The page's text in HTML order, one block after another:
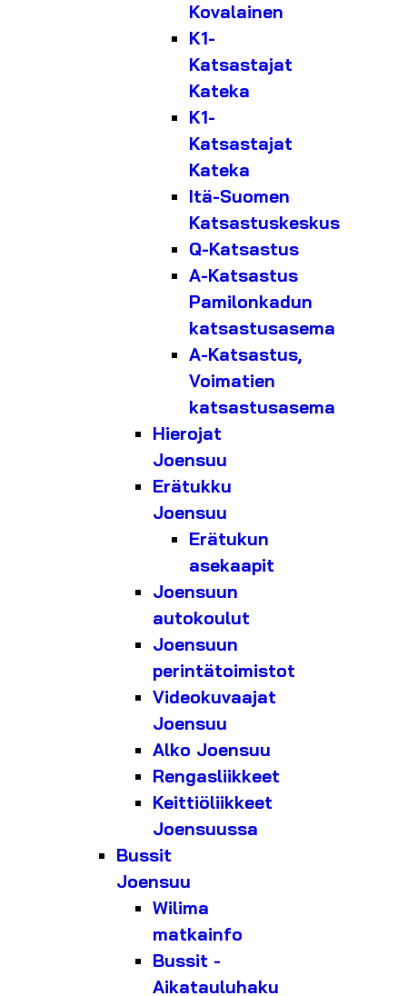
Kovalainen
K1-
Katsastajat
Kateka
K1-
Katsastajat
Kateka
Itä-Suomen
Katsastuskeskus
Q-Katsastus
A-Katsastus
Pamilonkadun
katsastusasema
A-Katsastus,
Voimatien
katsastusasema
Hierojat
Joensuu
Erätukku
Joensuu
Erätukun
asekaapit
Joensuun
autokoulut
Joensuun
perintätoimistot
Videokuvaajat
Joensuu
Alko Joensuu
Rengasliikkeet
Keittiöliikkeet
Joensuussa
Bussit
Joensuu
Wilima
matkainfo
Bussit -
Aikatauluhaku